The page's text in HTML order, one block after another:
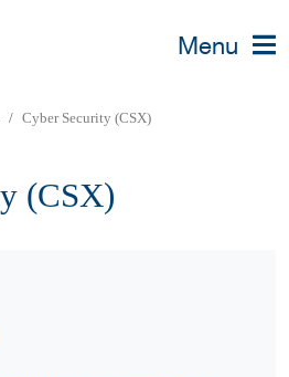
Menu
Cyber Security (CSX)
(CSX)